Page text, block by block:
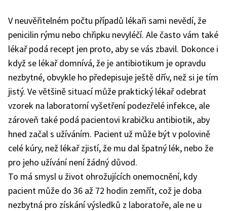
V neuvěřitelném počtu případů lékaři sami nevědí, že
penicilin rýmu nebo chřipku nevyléčí. Ale často vám také
lékař podá recept jen proto, aby se vás zbavil. Dokonce i
když se lékař domnívá, že je antibiotikum je opravdu
nezbytné, obvykle ho předepisuje ještě dřív, než si je tím
jistý. Ve většině situací může praktický lékař odebrat
vzorek na laboratorní vyšetření podezřelé infekce, ale
zároveň také podá pacientovi krabičku antibiotik, aby
hned začal s užíváním. Pacient už může být v polovině
celé kúry, než lékař zjistí, že mu dal špatný lék, nebo že
pro jeho užívání není žádný důvod.
To má smysl u život ohrožujících onemocnění, kdy
pacient může do 36 až 72 hodin zemřít, což je doba
nezbytná pro získání výsledků z laboratoře, ale ne u